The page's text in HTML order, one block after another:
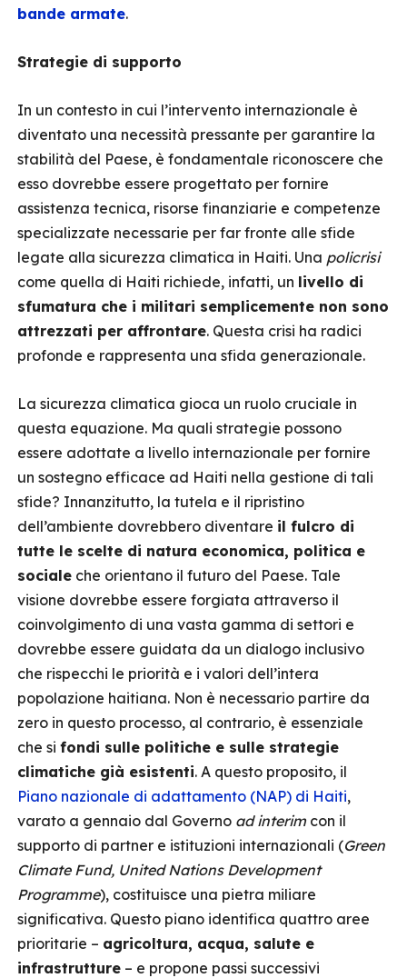
bande armate.
Strategie di supporto
In un contesto in cui l’intervento internazionale è
diventato una necessità pressante per garantire la
stabilità del Paese, è fondamentale riconoscere che
esso dovrebbe essere progettato per fornire
assistenza tecnica, risorse finanziarie e competenze
specializzate necessarie per far fronte alle sfide
legate alla sicurezza climatica in Haiti. Una policrisi
come quella di Haiti richiede, infatti, un livello di
sfumatura che i militari semplicemente non sono
attrezzati per affrontare. Questa crisi ha radici
profonde e rappresenta una sfida generazionale.
La sicurezza climatica gioca un ruolo cruciale in
questa equazione. Ma quali strategie possono
essere adottate a livello internazionale per fornire
un sostegno efficace ad Haiti nella gestione di tali
sfide? Innanzitutto, la tutela e il ripristino
dell’ambiente dovrebbero diventare il fulcro di
tutte le scelte di natura economica, politica e
sociale che orientano il futuro del Paese. Tale
visione dovrebbe essere forgiata attraverso il
coinvolgimento di una vasta gamma di settori e
dovrebbe essere guidata da un dialogo inclusivo
che rispecchi le priorità e i valori dell’intera
popolazione haitiana. Non è necessario partire da
zero in questo processo, al contrario, è essenziale
che si fondi sulle politiche e sulle strategie
climatiche già esistenti. A questo proposito, il
Piano nazionale di adattamento (NAP) di Haiti,
varato a gennaio dal Governo ad interim con il
supporto di partner e istituzioni internazionali (Green
Climate Fund, United Nations Development
Programme), costituisce una pietra miliare
significativa. Questo piano identifica quattro aree
prioritarie – agricoltura, acqua, salute e
infrastrutture – e propone passi successivi